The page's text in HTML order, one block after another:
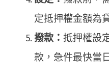
定抵押權金額為
撥款：抵押權設
款，急件最快當